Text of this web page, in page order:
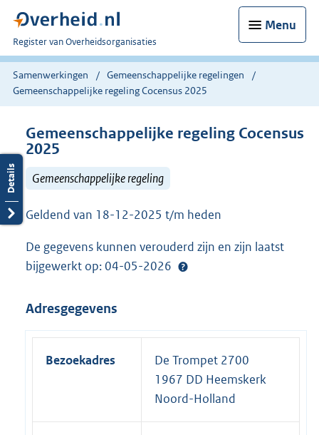
Menu
U
bent
nu
hier:
Register van Overheidsorganisaties
Samenwerkingen
Gemeenschappelijke regelingen
Gemeenschappelijke regeling Cocensus 2025
Gemeenschappelijke regeling Cocensus
2025
Gemeenschappelijke regeling
Geldend van 18-12-2025 t/m heden
De gegevens kunnen verouderd zijn en zijn laatst
bijgewerkt op: 04-05-2026
Adresgegevens
Bezoekadres
De Trompet 2700
1967 DD Heemskerk
Noord-Holland